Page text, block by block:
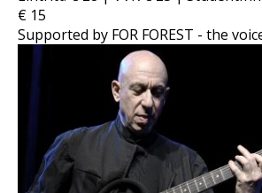
€ 15
Supported by FOR FOREST - the